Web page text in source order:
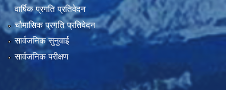
वार्षिक प्रगति प्रतिवेदन
चौमासिक प्रगति प्रतिवेदन
सार्वजनिक सुनुवाई
सार्वजनिक परीक्षण